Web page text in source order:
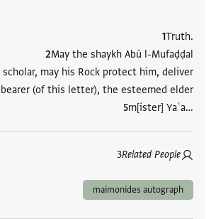
Truth.
May the shaykh Abū l-Mufaḍḍal
may his Rock protect him, deliver
(of this letter), the esteemed elder
m[ister] Yaʿa…
Related People
3
maimonides autograph